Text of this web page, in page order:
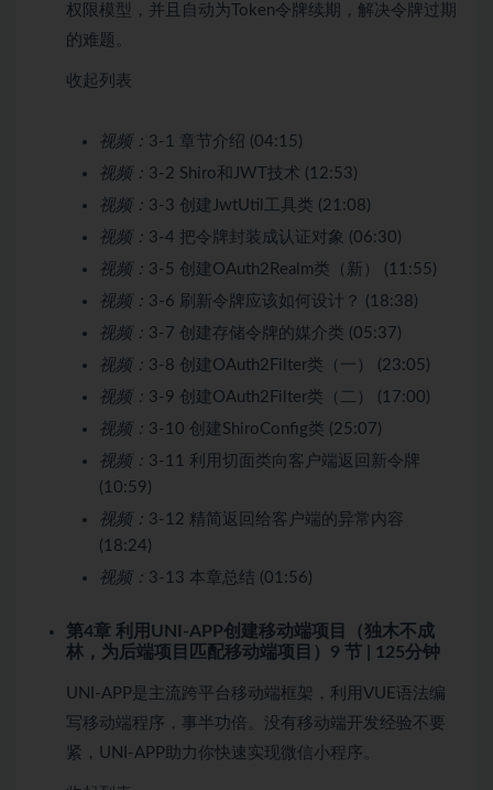
权限模型，并且自动为Token令牌续期，解决令牌过期
的难题。
收起列表
视频： 3-1 章节介绍 (04:15)
视频： 3-2 Shiro和JWT技术 (12:53)
视频： 3-3 创建JwtUtil工具类 (21:08)
视频： 3-4 把令牌封装成认证对象 (06:30)
视频： 3-5 创建OAuth2Realm类（新） (11:55)
视频： 3-6 刷新令牌应该如何设计？ (18:38)
视频： 3-7 创建存储令牌的媒介类 (05:37)
视频： 3-8 创建OAuth2Filter类（一） (23:05)
视频： 3-9 创建OAuth2Filter类（二） (17:00)
视频： 3-10 创建ShiroConfig类 (25:07)
视频： 3-11 利用切面类向客户端返回新令牌
(10:59)
视频： 3-12 精简返回给客户端的异常内容
(18:24)
视频： 3-13 本章总结 (01:56)
第4章 利用UNI-APP创建移动端项目（独木不成
林，为后端项目匹配移动端项目） 9 节 | 125分钟
UNI-APP是主流跨平台移动端框架，利用VUE语法编
写移动端程序，事半功倍。没有移动端开发经验不要
紧，UNI-APP助力你快速实现微信小程序。